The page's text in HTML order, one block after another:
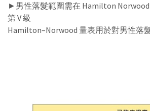
►男性落髮範圍需在 Hamilton
第 V 級
Hamilton–Norwood 量表用於對男性落